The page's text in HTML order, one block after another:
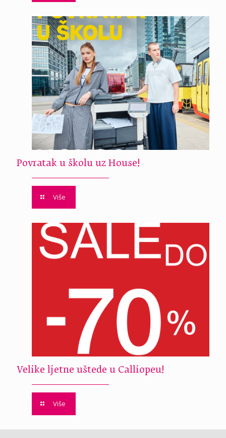
Povratak u školu uz House!
Više
Velike ljetne uštede u Calliopeu!
Više